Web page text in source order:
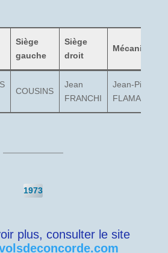
Siège
gauche
Siège
droit
Mécanicien
COUSINS
Jean
FRANCHI
Jean-Pierre
FLAMANT
1973
plus, consulter le site